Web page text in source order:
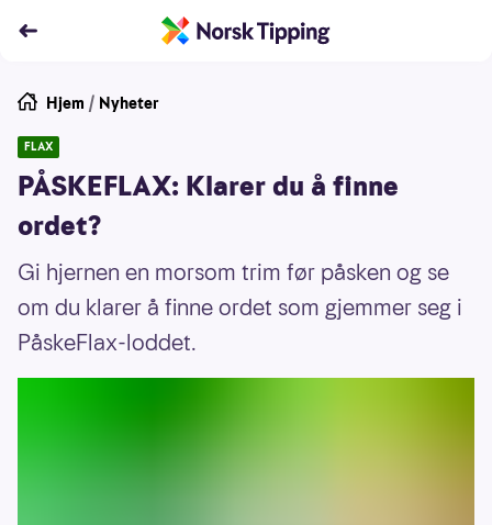
Hjem / Nyheter
FLAX
PÅSKEFLAX: Klarer du å finne
ordet?
Gi hjernen en morsom trim før påsken og se
om du klarer å finne ordet som gjemmer seg i
PåskeFlax-loddet.